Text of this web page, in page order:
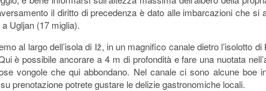
il diritto di precedenza è dato alle imbarcazioni che
Ugljan (17 miglia).
al largo dell’isola di Iž, in un magnifico canale dietro l’isolotto
è possibile ancorare a 4 m di profondità e fare una nuotata
vongole che qui abbondano. Nel canale ci sono alcune
prenotazione potrete gustare le delizie gastronomiche locali.